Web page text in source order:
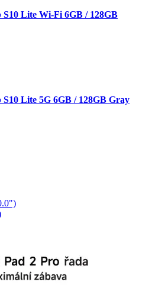
S10 Lite Wi-Fi 6GB / 128GB
S10 Lite 5G 6GB / 128GB Gray